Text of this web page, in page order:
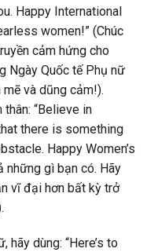
Happy International
women!” (Chúc
cảm hứng cho
Ngày Quốc tế Phụ nữ
và dũng cảm!).
“Believe in
there is something
Happy Women’s
những gì bạn có. Hãy
vĩ đại hơn bất kỳ trở
dùng: “Here’s to